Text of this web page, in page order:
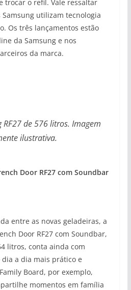
trocar o refil. Vale ressaltar
utilizam tecnologia
Os três lançamentos estão
da Samsung e nos
da marca.
RF27 de 576 litros. Imagem
ilustrativa.
Door RF27 com Soundbar
entre as novas geladeiras, a
Door RF27 com Soundbar,
litros, conta ainda com
a dia mais prático e
Board, por exemplo,
momentos em família